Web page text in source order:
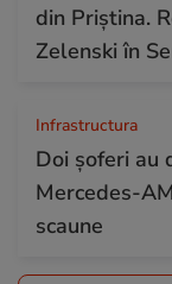
din Priștina.
Zelenski în
Infrastructura
Doi șoferi au
Mercedes-
scaune